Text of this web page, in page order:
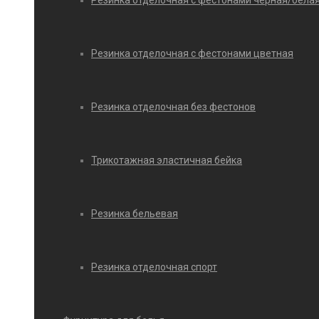
Резинка отделочная с фестонами цветная
Резинка отделочная без фестонов
Трикотажная эластичная бейка
Резинка бельевая
Резинка отделочная спорт